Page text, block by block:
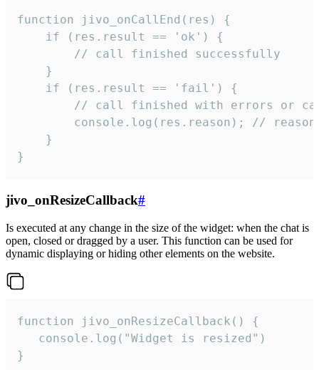
function jivo_onCallEnd(res) {
    if (res.result == 'ok') {
        // call finished successfully
    }
    if (res.result == 'fail') {
// call finished with errors or
console.log(res.reason); //
    }
}
jivo_onResizeCallback#
Is executed at any change in the size of the widget: when the chat is
open, closed or dragged by a user. This function can be used for
dynamic displaying or hiding other elements on the website.
function jivo_onResizeCallback() {
   console.log("Widget is resized")
}